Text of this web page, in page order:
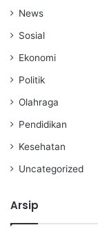
News
Sosial
Ekonomi
Politik
Olahraga
Pendidikan
Kesehatan
Uncategorized
Arsip